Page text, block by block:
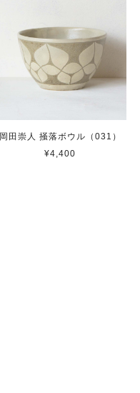
岡田崇人 掻落ボウル（031）
¥4,400